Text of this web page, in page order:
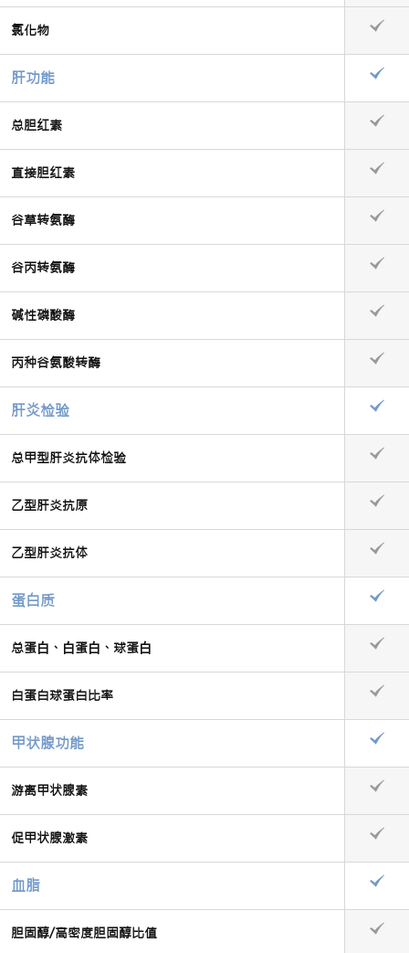
氯化物
肝功能
总胆红素
直接胆红素
谷草转氨酶
谷丙转氨酶
碱性磷酸酶
丙种谷氨酸转酶
肝炎检验
总甲型肝炎抗体检验
乙型肝炎抗原
乙型肝炎抗体
蛋白质
总蛋⽩、⽩蛋⽩、球蛋⽩
白蛋白球蛋白比率
甲状腺功能
游离甲状腺素
促甲状腺激素
血脂
胆固醇/高密度胆固醇比值